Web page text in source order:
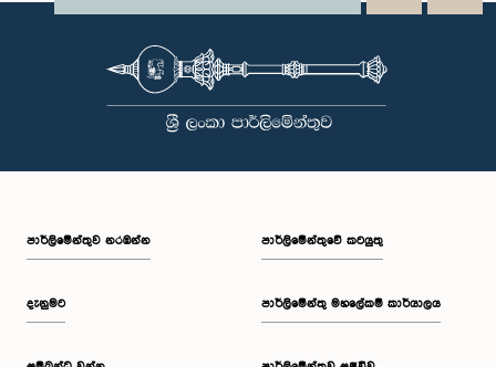
පාර්ලි‌මේන්තුව නරඹන්න
දැනුමට
පාර්ලිමේන්තුවේ කටයුතු
පාර්ලිමේන්තු මහලේකම් කාර්යාලය